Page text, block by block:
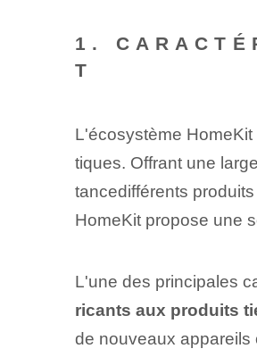
1.
T
L'écosystème
tiques. ⁢Offrant⁣ une
tance⁣différents
HomeKit propose⁢ une
L'une des principales
ricants aux produits
de nouveaux appareils